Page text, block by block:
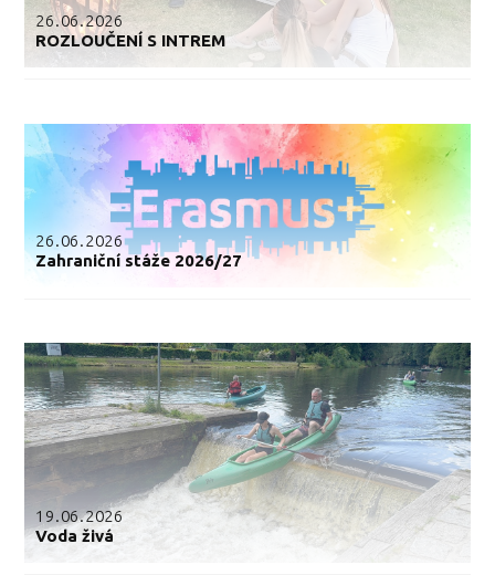
26.06.2026
ROZLOUČENÍ S INTREM
26.06.2026
Zahraniční stáže 2026/27
19.06.2026
Voda živá